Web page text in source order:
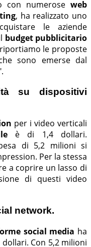
con numeroseweb
, ha realizzato uno
le aziende
budget pubblicitario
le proposte
sono emerse dal
su dispositivi
per i video verticali
è di 1,4 dollari.
di 5,2 milioni si
Per la stessa
a coprire un lasso di
di questi video
network.
social media ha
Con 5,2 milioni